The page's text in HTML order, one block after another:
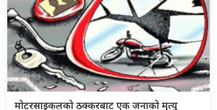
मोटरसाइकलको ठक्करबाट एक जनाको मृत्यु